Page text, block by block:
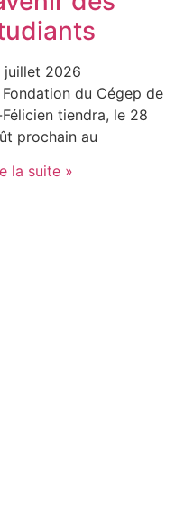
juillet 2026
Fondation du Cégep de
tiendra, le 28
prochain au
la suite »